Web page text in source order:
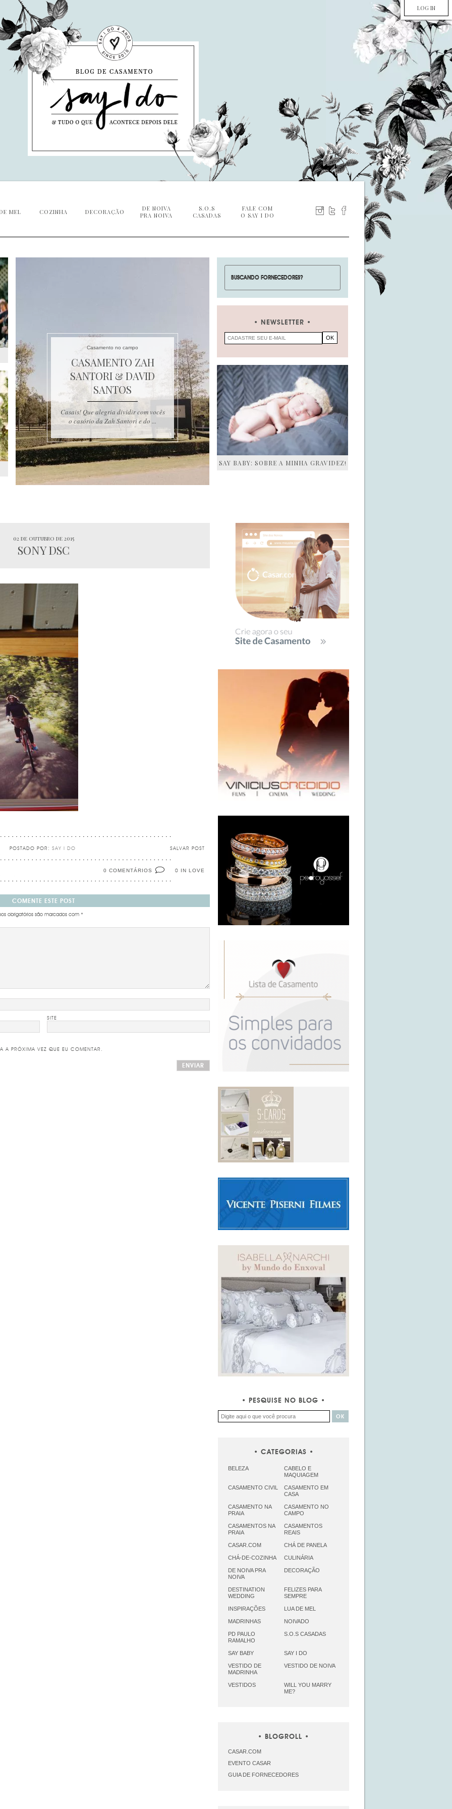
LOG IN
MEL COZINHA DECORAÇÃO
DE NOIVA
PRA NOIVA
S.O.S
CASADAS
FALE COM
O SAY I DO
Casamento no campo
CASAMENTO ZAH
SANTORI & DAVID
SANTOS
Casais! Que alegria dividir com vocês
o casório da Zah Santori e do ...
NEWSLETTER
SAY BABY: SOBRE A MINHA GRAVIDEZ!
02 de outubro de 2015
SONY DSC
SALVAR POST
POSTADO POR: SAY I DO
0 IN LOVE
0 COMENTÁRIOS
COMENTE ESTE POST
obrigatórios são marcados com *
SITE
A PRÓXIMA VEZ QUE EU COMENTAR.
SIDEBAR
PESQUISE NO BLOG
CATEGORIAS
BELEZA
CABELO E
MAQUIAGEM
CASAMENTO CIVIL
CASAMENTO EM
CASA
CASAMENTO NA
PRAIA
CASAMENTO NO
CAMPO
CASAMENTOS NA
PRAIA
CASAMENTOS
REAIS
CASAR.COM CHÁ DE PANELA
CHÁ-DE-COZINHA CULINÁRIA
DE NOIVA PRA
NOIVA
DECORAÇÃO
DESTINATION
WEDDING
FELIZES PARA
SEMPRE
INSPIRAÇÕES LUA DE MEL
MADRINHAS NOIVADO
PD PAULO
RAMALHO
S.O.S CASADAS
SAY BABY SAY I DO
VESTIDO DE
MADRINHA
VESTIDO DE NOIVA
VESTIDOS
WILL YOU MARRY
ME?
BLOGROLL
CASAR.COM
EVENTO CASAR
GUIA DE FORNECEDORES